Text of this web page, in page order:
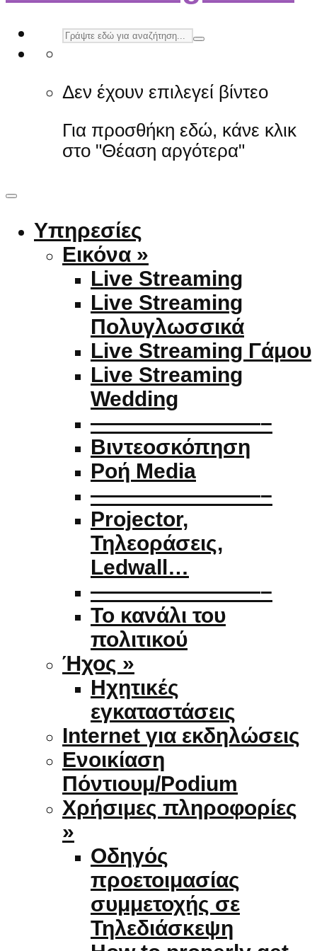
Δεν έχουν επιλεγεί βίντεο
Για προσθήκη εδώ, κάνε κλικ
στο "Θέαση αργότερα"
Υπηρεσίες
Εικόνα »
Live Streaming
Live Streaming
Πολυγλωσσικά
Live Streaming Γάμου
Live Streaming
Wedding
————————–
Βιντεοσκόπηση
Ροή Media
————————–
Projector,
Τηλεοράσεις,
Ledwall…
————————–
Το κανάλι του
πολιτικού
Ήχος »
Ηχητικές
εγκαταστάσεις
Internet για εκδηλώσεις
Ενοικίαση
Πόντιουμ/Podium
Χρήσιμες πληροφορίες
»
Οδηγός
προετοιμασίας
συμμετοχής σε
Τηλεδιάσκεψη